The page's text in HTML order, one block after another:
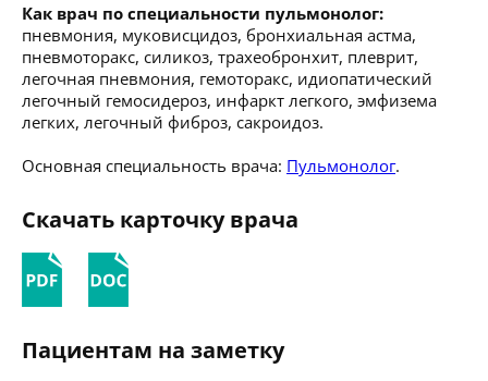
Как врач по специальности пульмонолог:
пневмония, муковисцидоз, бронхиальная астма,
пневмоторакс, силикоз, трахеобронхит, плеврит,
легочная пневмония, гемоторакс, идиопатический
легочный гемосидероз, инфаркт легкого, эмфизема
легких, легочный фиброз, сакроидоз.
Основная специальность врача: Пульмонолог.
Скачать карточку врача
Пациентам на заметку